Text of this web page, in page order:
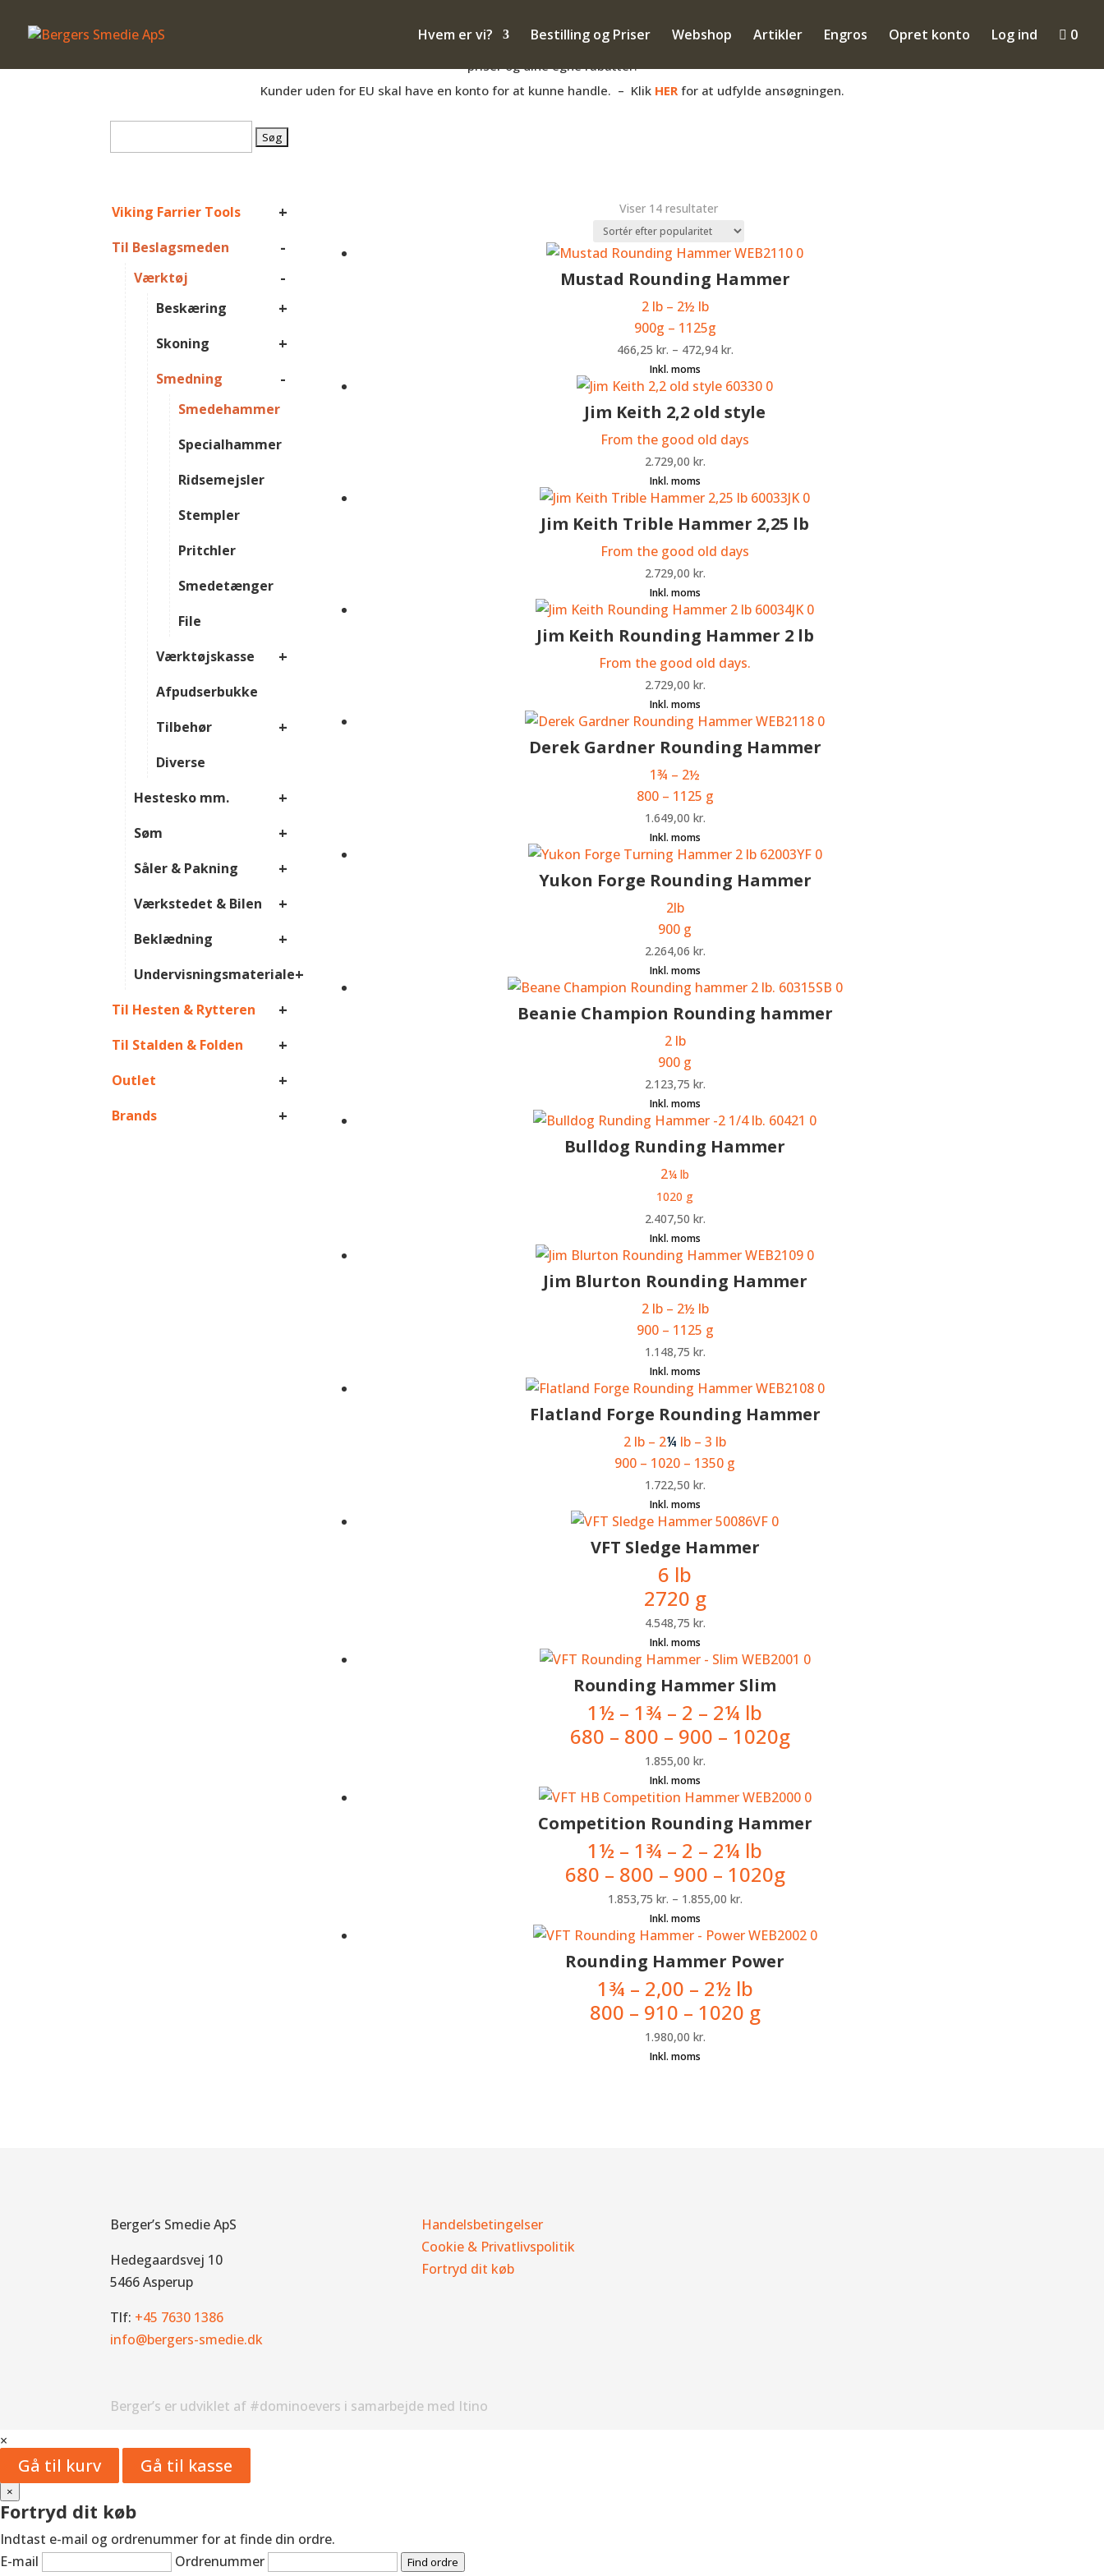
Hvem er vi? Bestilling og Priser Webshop Artikler Engros Opret konto Log ind  0
– også salg til PRIVATE
priser og dine egne rabatter.
Kunder uden for EU skal have en konto for at kunne handle. – Klik HERfor at udfylde ansøgningen.
efter:
Viking Farrier Tools +
Til Beslagsmeden -
Værktøj -
Beskæring +
Skoning +
Smedning -
Smedehammer
Specialhammer
Ridsemejsler
Stempler
Pritchler
Smedetænger
File
Værktøjskasse
+
Afpudserbukke
Tilbehør
+
Diverse
Hestesko mm.
+
Søm +
Såler & Pakning +
Værkstedet & Bilen +
Beklædning +
Undervisningsmateriale+
Til Hesten & Rytteren +
Til Stalden & Folden +
Outlet +
Brands +
Viser 14 resultaterSorteret
efter
popularitet
Mustad Rounding Hammer
2 lb – 2½ lb
900g – 1125g
466,25 kr. – 472,94 kr.
Jim Keith 2,2 old style
From the good old days
2.729,00 kr.
Jim Keith Trible Hammer 2,25 lb
From the good old days
2.729,00 kr.
Jim Keith Rounding Hammer 2 lb
From the good old days.
2.729,00 kr.
Derek Gardner Rounding Hammer
1¾ – 2½
800 – 1125 g
1.649,00 kr.
Yukon Forge Rounding Hammer
2lb
900 g
2.264,06 kr.
Beanie Champion Rounding hammer
2 lb
900 g
2.123,75 kr.
Bulldog Runding Hammer
2¼ lb
1020 g
2.407,50 kr.
Jim Blurton Rounding Hammer
2 lb – 2½ lb
900 – 1125 g
1.148,75 kr.
Flatland Forge Rounding Hammer
2 lb – 2¼ lb – 3 lb
900 – 1020 – 1350 g
1.722,50 kr.
VFT Sledge Hammer
6 lb
2720 g
4.548,75 kr.
Rounding Hammer Slim
1½ – 1¾ – 2 – 2¼ lb
680 – 800 – 900 – 1020g
1.855,00 kr.
Competition Rounding Hammer
1½ – 1¾ – 2 – 2¼ lb
680 – 800 – 900 – 1020g
1.853,75 kr. – 1.855,00 kr.
Rounding Hammer Power
1¾ – 2,00 – 2½ lb
800 – 910 – 1020 g
1.980,00 kr.
Berger’s Smedie ApS
Hedegaardsvej 10
5466 Asperup
Tlf: +45 7630 1386
info@bergers-smedie.dk
Handelsbetingelser
Cookie & Privatlivspolitik
Fortryd dit køb
Berger’s er udviklet af #dominoevers i samarbejde med Itino
×
Gå til kurv Gå til kasse
×
Fortryd dit køb
Indtast e-mail og ordrenummer for at finde din ordre.
E-mail
Ordrenummer Find ordre